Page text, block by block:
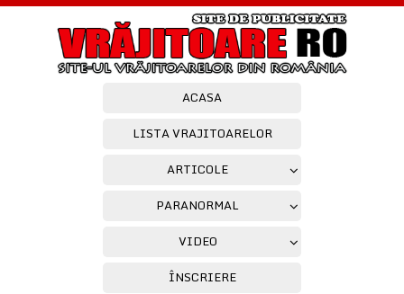
ACASA
LISTA VRAJITOARELOR
ARTICOLE
PARANORMAL
VIDEO
ÎNSCRIERE